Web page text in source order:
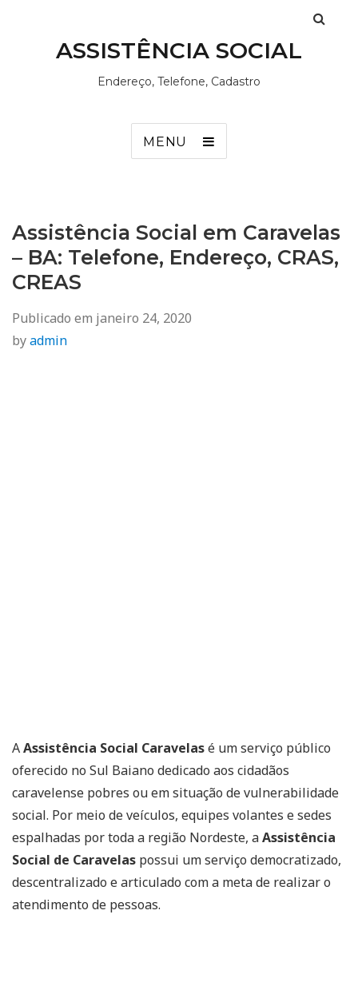
ASSISTÊNCIA SOCIAL
Endereço, Telefone, Cadastro
MENU
Assistência Social em Caravelas
– BA: Telefone, Endereço, CRAS,
CREAS
Publicado em janeiro 24, 2020
byadmin
AAssistência Social Caravelasé um serviço público
oferecido no Sul Baiano dedicado aos cidadãos
caravelense pobres ou em situação de vulnerabilidade
social. Por meio de veículos, equipes volantes e sedes
espalhadas por toda a região Nordeste, aAssistência
Social de Caravelas possui um serviço democratizado,
descentralizado e articulado com a meta de realizar o
atendimento de pessoas.